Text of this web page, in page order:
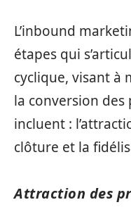
L’inbound
étapes qui
cyclique, visant à
la conversion des
incluent :
clôture et la
Attraction des